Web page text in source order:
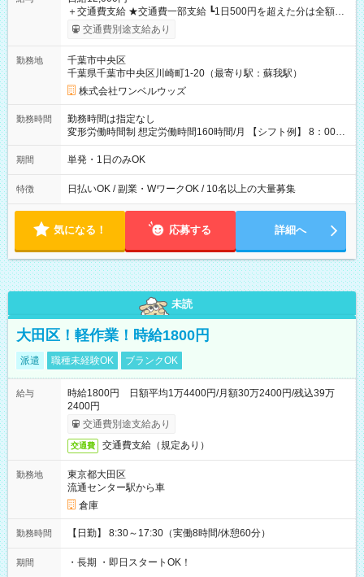
＋交通費支給 ★交通費一部支給 ┗1日500円を超えた分は全額支
給！ ※往復500円以内の方は自己負担となります ★日払いOK！
（規定あり） ┗働いたその日に現金GET♪ お仕事後はコンビニ
なし
交通費別途支給あり
勤務地
千葉市中央区
千葉県千葉市中央区川崎町1-20（最寄り駅：蘇我駅）
株式会社ワンベルウッズ
勤務時間
勤務時間は指定なし
変形労働時間制 想定労働時間160時間/月 【シフト例】 8：00～
17：00 9：00～19：00 10：00～20：00 10：30～19：30
期間 単発・1日のみOK
特徴 日払いOK / 副業・WワークOK / 10名以上の大量募集
気になる！ 応募する 詳細へ
未読
大田区！軽作業！時給1800円
派遣 職種未経験OK ブランクOK
給与
時給1800円 日額平均1万4400円/月額30万2400円/残込39万
2400円
交通費別途支給あり
交通費 交通費支給（規定あり）
勤務地
東京都大田区
流通センター駅から車
倉庫
勤務時間 【日勤】 8:30～17:30（実働8時間/休憩60分）
期間 ・長期 ・即日スタートOK！